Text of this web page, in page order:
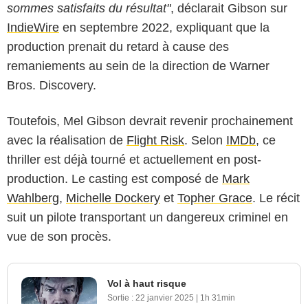
sommes satisfaits du résultat", déclarait Gibson sur
IndieWire en septembre 2022, expliquant que la
production prenait du retard à cause des
remaniements au sein de la direction de Warner
Bros. Discovery.
Toutefois, Mel Gibson devrait revenir prochainement
avec la réalisation de Flight Risk. Selon IMDb, ce
thriller est déjà tourné et actuellement en post-
production. Le casting est composé de Mark
Wahlberg, Michelle Dockery et Topher Grace. Le récit
suit un pilote transportant un dangereux criminel en
vue de son procès.
Vol à haut risque
Sortie : 22 janvier 2025 | 1h 31min